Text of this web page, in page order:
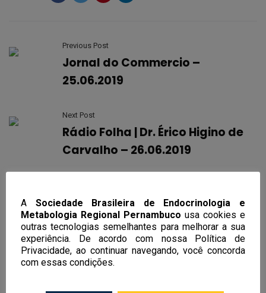
Previous Post
Jornal do Commercio –
25.06.2019
Next Post
Rádio Folha | Dr. Érico Higino de
Carvalho – 26.06.2019
Notícias Recentes
EndoRecife 2026 terá mais de 100
de endocrinologia feminina, andrologia
A Sociedade Brasileira de Endocrinologia e
Metabologia Regional Pernambuco usa cookies e
outras tecnologias semelhantes para melhorar a sua
experiência. De acordo com nossa Política de
Privacidade, ao continuar navegando, você concorda
com essas condições.